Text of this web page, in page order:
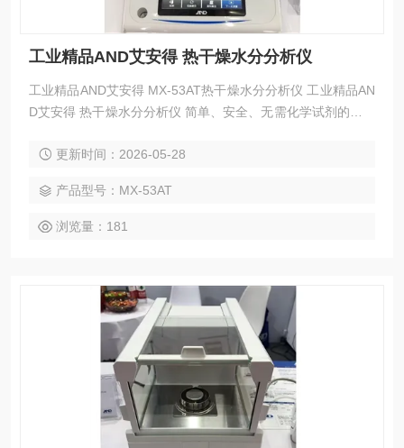
工业精品AND艾安得 热干燥水分分析仪
工业精品AND艾安得 MX-53AT热干燥水分分析仪 工业精品AN
D艾安得 热干燥水分分析仪 简单、安全、无需化学试剂的热干
MX-53AT）到经济实惠的背光液晶显示屏型号。 最佳温度搜
更新时间：2026-05-28
产品型号：MX-53AT
浏览量：181